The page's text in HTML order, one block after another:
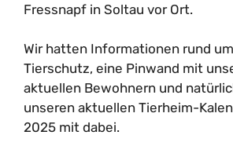
Fressnapf in Soltau vor Ort.
Wir hatten Informationen rund
Tierschutz, eine Pinwand mit
aktuellen Bewohnern und
unseren aktuellen Tierheim-
2025 mit dabei.